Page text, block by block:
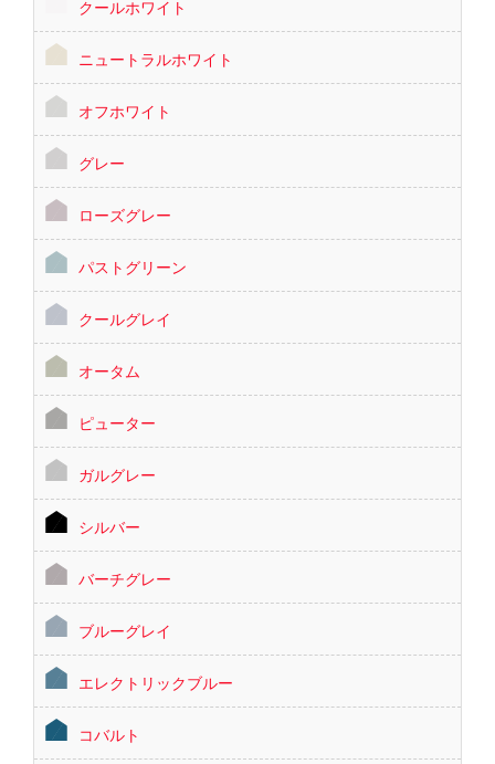
クールホワイト
ニュートラルホワイト
オフホワイト
グレー
ローズグレー
パストグリーン
クールグレイ
オータム
ピューター
ガルグレー
シルバー
バーチグレー
ブルーグレイ
エレクトリックブルー
コバルト